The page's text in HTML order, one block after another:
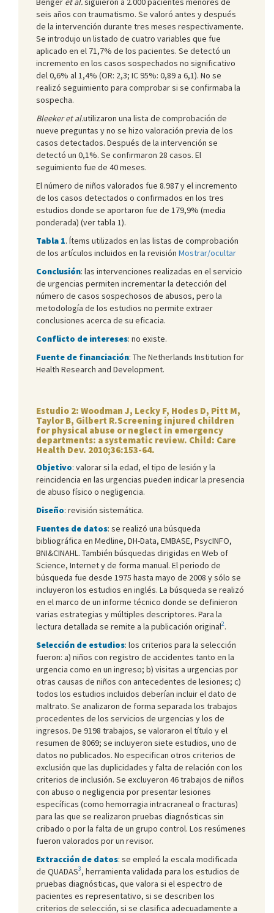
seis años con traumatismo. Se valoró antes y después
de la intervención durante tres meses respectivamente.
Se introdujo un listado de cuatro variables que fue
aplicado en el 71,7% de los pacientes. Se detectó un
incremento en los casos sospechados no significativo
del 0,6% al 1,4% (OR: 2,3; IC 95%: 0,89 a 6,1). No se
realizó seguimiento para comprobar si se confirmaba la
sospecha.
Bleeker et al.utilizaron una lista de comprobación de
nueve preguntas y no se hizo valoración previa de los
casos detectados. Después de la intervención se
detectó un 0,1%. Se confirmaron 28 casos. El
seguimiento fue de 40 meses.
El número de niños valorados fue 8.987 y el incremento
de los casos detectados o confirmados en los tres
estudios donde se aportaron fue de 179,9% (media
ponderada) (ver tabla 1).
Tabla 1. Ítems utilizados en las listas de comprobación
de los artículos incluidos en la revisión Mostrar/ocultar
Conclusión: las intervenciones realizadas en el servicio
de urgencias permiten incrementar la detección del
número de casos sospechosos de abusos, pero la
metodología de los estudios no permite extraer
conclusiones acerca de su eficacia.
Conflicto de intereses: no existe.
Fuente de financiación: The Netherlands Institution for
Health Research and Development.
Estudio 2: Woodman J, Lecky F, Hodes D, Pitt M,
Taylor B, Gilbert R.Screening injured children
for physical abuse or neglect in emergency
departments: a systematic review. Child: Care
Health Dev. 2010;36:153-64.
Objetivo: valorar si la edad, el tipo de lesión y la
reincidencia en las urgencias pueden indicar la presencia
de abuso físico o negligencia.
Diseño: revisión sistemática.
Fuentes de datos: se realizó una búsqueda
bibliográfica en Medline, DH-Data, EMBASE, PsycINFO,
BNI&CINAHL. También búsquedas dirigidas en Web of
Science, Internet y de forma manual. El periodo de
búsqueda fue desde 1975 hasta mayo de 2008 y sólo se
incluyeron los estudios en inglés. La búsqueda se realizó
en el marco de un informe técnico donde se definieron
varias estrategias y múltiples descriptores. Para la
lectura detallada se remite a la publicación original2.
Selección de estudios: los criterios para la selección
fueron: a) niños con registro de accidentes tanto en la
urgencia como en un ingreso; b) visitas a urgencias por
otras causas de niños con antecedentes de lesiones; c)
todos los estudios incluidos deberían incluir el dato de
maltrato. Se analizaron de forma separada los trabajos
procedentes de los servicios de urgencias y los de
ingresos. De 9198 trabajos, se valoraron el título y el
resumen de 8069; se incluyeron siete estudios, uno de
datos no publicados. No especifican otros criterios de
exclusión que las duplicidades y falta de relación con los
criterios de inclusión. Se excluyeron 46 trabajos de niños
con abuso o negligencia por presentar lesiones
específicas (como hemorragia intracraneal o fracturas)
para las que se realizaron pruebas diagnósticas sin
cribado o por la falta de un grupo control. Los resúmenes
fueron valorados por un revisor.
Extracción de datos: se empleó la escala modificada
de QUADAS3, herramienta validada para los estudios de
pruebas diagnósticas, que valora si el espectro de
pacientes es representativo, si se describen los
criterios de selección, si se clasifica adecuadamente a